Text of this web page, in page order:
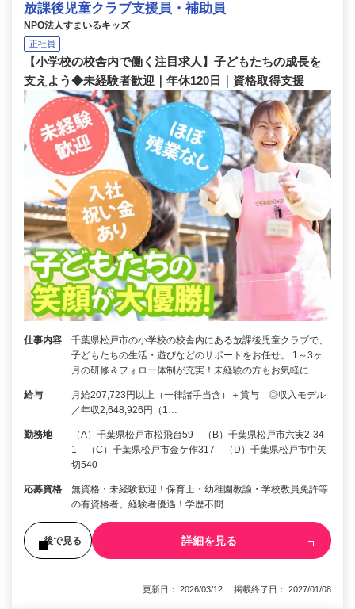
放課後児童クラブ支援員・補助員
NPO法人すまいるキッズ
正社員
【小学校の校舎内で働く注目求人】子どもたちの成長を
支えよう◆未経験者歓迎｜年休120日｜資格取得支援
仕事内容
千葉県松戸市の小学校の校舎内にある放課後児童クラブで、
子どもたちの生活・遊びなどのサポートをお任せ。 1～3ヶ
月の研修＆フォロー体制が充実！未経験の方もお気軽に…
給与
月給207,723円以上（一律諸手当含）＋賞与 ◎収入モデル
／年収2,648,926円（1…
勤務地
（A）千葉県松戸市松飛台59 （B）千葉県松戸市六実2-34-
1 （C）千葉県松戸市金ケ作317 （D）千葉県松戸市中矢
切540
応募資格
無資格・未経験歓迎！保育士・幼稚園教諭・学校教員免許等
の有資格者、経験者優遇！学歴不問
後で見る 詳細を見る
更新日： 2026/03/12 掲載終了日： 2027/01/08